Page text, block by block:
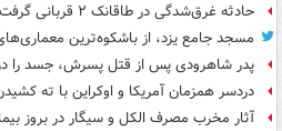
حادثه غرق‌شدگی در طاقانک ۲ قربانی گرفت
مسجد جامع یزد، از باشکوه‌ترین
پدر شاهرودی پس از قتل پسرش، جسد را
دردسر همزمان آمریکا و اوکراین با ته
آثار مخرب مصرف الکل و سیگار در بروز